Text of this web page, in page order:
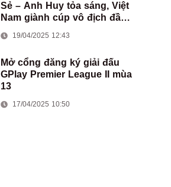
Sẻ – Anh Huy tỏa sáng, Việt
Nam giành cúp vô địch đầu
19/04/2025 12:43
Mở cổng đăng ký giải đấu
GPlay Premier League II mùa
13
17/04/2025 10:50